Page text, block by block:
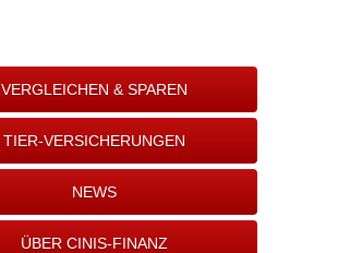
VERGLEICHEN & SPAREN
TIER-VERSICHERUNGEN
NEWS
ÜBER CINIS-FINANZ